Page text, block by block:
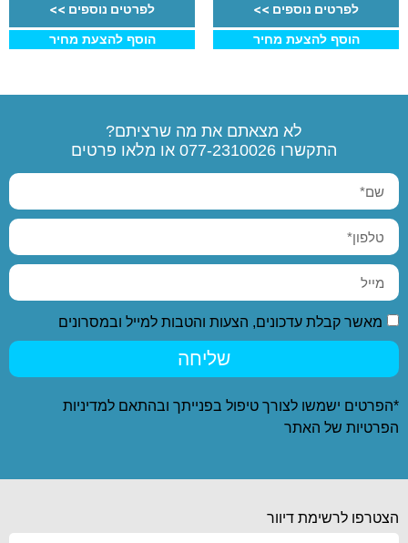
לפרטים נוספים >>
הוסף להצעת מחיר
לפרטים נוספים >>
הוסף להצעת מחיר
לא מצאתם את מה שרציתם?
התקשרו 077-2310026 או מלאו פרטים
מאשר קבלת עדכונים, הצעות והטבות למייל ובמסרונים
שליחה
*הפרטים ישמשו לצורך טיפול בפנייתך ובהתאם למדיניות
הפרטיות של האתר
הצטרפו לרשימת דיוור